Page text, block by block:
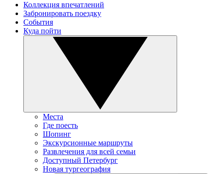
Коллекция впечатлений
Забронировать поездку
События
Куда пойти
Места
Где поесть
Шопинг
Экскурсионные маршруты
Развлечения для всей семьи
Доступный Петербург
Новая тургеография